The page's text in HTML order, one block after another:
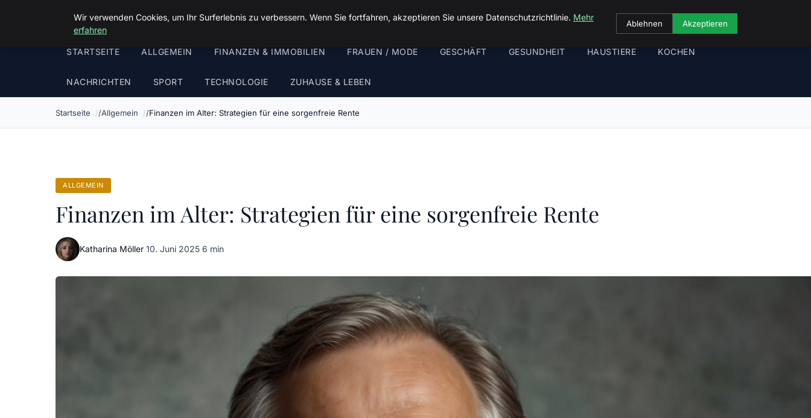
Malzminden
STARTSEITE ALLGEMEIN FINANZEN & IMMOBILIEN FRAUEN / MODE GESCHÄFT GESUNDHEIT HAUSTIERE KOCHEN
NACHRICHTEN SPORT TECHNOLOGIE ZUHAUSE & LEBEN
Startseite Allgemein Finanzen im Alter: Strategien für eine sorgenfreie Rente
ALLGEMEIN
Finanzen im Alter: Strategien für eine sorgenfreie Rente
Katharina Möller·10. Juni 2025·6 min
Wir verwenden Cookies, um Ihr Surferlebnis zu verbessern. Wenn Sie fortfahren, akzeptieren Sie unsere Datenschutzrichtlinie. Mehr
erfahren
Ablehnen Akzeptieren